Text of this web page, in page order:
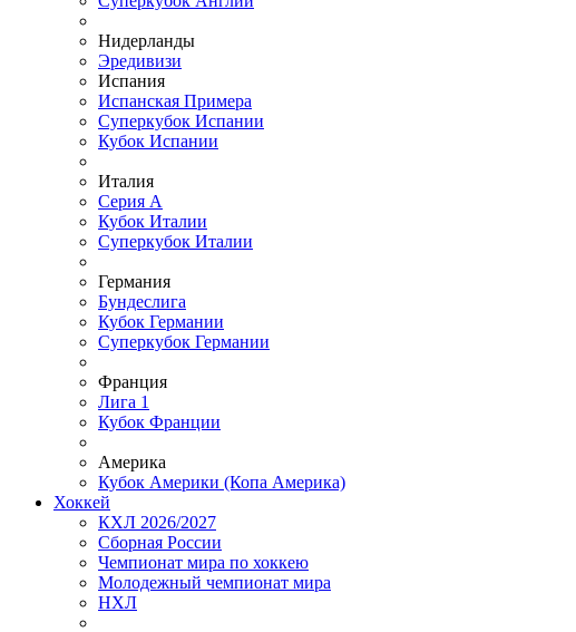
Нидерланды
Эредивизи
Испания
Испанская Примера
Суперкубок Испании
Кубок Испании
Италия
Серия А
Кубок Италии
Суперкубок Италии
Германия
Бундеслига
Кубок Германии
Суперкубок Германии
Франция
Лига 1
Кубок Франции
Америка
Кубок Америки (Копа Америка)
Хоккей
КХЛ 2026/2027
Сборная России
Чемпионат мира по хоккею
Молодежный чемпионат мира
НХЛ